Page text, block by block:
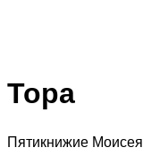
Тора
Пятикнижие Моисея